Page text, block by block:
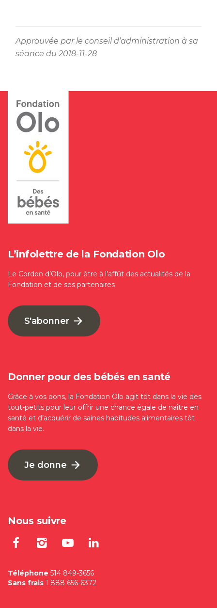
Approuvée par le conseil d’administration à sa
séance du 2018-11-28
L’infolettre de la Fondation Olo
Le Cordon d’Olo, pour être à l’affût des actualités de la
Fondation et de ses partenaires
S'abonner
Donner pour des bébés en santé
Grâce à vos dons, la Fondation Olo agit tôt dans la vie des
tout-petits pour leur offrir une chance égale de naître en
santé et d’acquérir de saines habitudes alimentaires tôt
dans la vie.
Je donne
Nous suivre
Lien externe au site. S'ouvre
Lien externe au site.
Lien externe au site.
Téléphone 514 849-3656
Sans frais 1 888 656-6372